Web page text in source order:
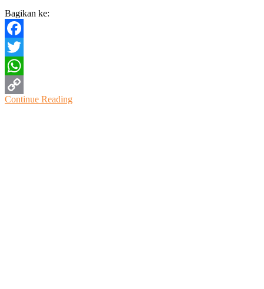
Grobogan
Bagikan ke:
Facebook
Twitter
WhatsApp
Copy
Continue Reading